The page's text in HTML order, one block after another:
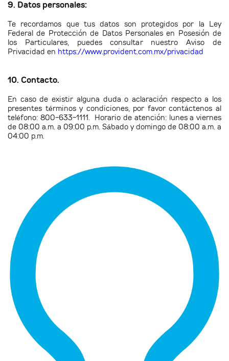
9. Datos personales:
Te recordamos que tus datos son protegidos por la Ley
Federal de Protección de Datos Personales en Posesión de
los Particulares, puedes consultar nuestro Aviso de
Privacidad en https://www.provident.com.mx/privacidad
10. Contacto.
En caso de existir alguna duda o aclaración respecto a los
presentes términos y condiciones, por favor contáctenos al
teléfono: 800-633-1111. Horario de atención: lunes a viernes
de 08:00 a.m. a 09:00 p.m. Sábado y domingo de 08:00 a.m. a
04:00 p.m.